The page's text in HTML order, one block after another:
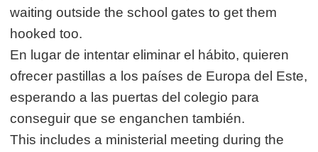
waiting outside the school gates to get them
hooked too.
En lugar de intentar eliminar el hábito, quieren
ofrecer pastillas a los países de Europa del Este,
esperando a las puertas del colegio para
conseguir que se enganchen también.
This includes a ministerial meeting during the